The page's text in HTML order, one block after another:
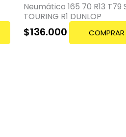
Neumático 165 70 R13 T79
TOURING R1 DUNLOP
$136.000 COMPRAR